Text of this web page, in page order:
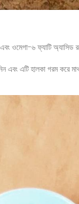
এবং ওমেগা-৬ ফ্যাটি অ্যাসিড
এবং এটি হালকা গরম করে